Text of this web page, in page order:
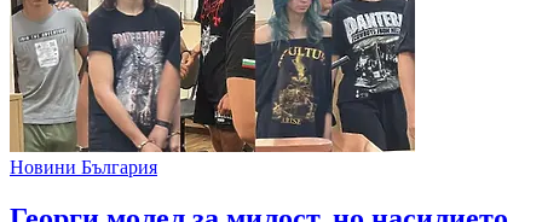
Новини България